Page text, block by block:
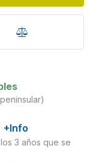
+Info
3 años que se